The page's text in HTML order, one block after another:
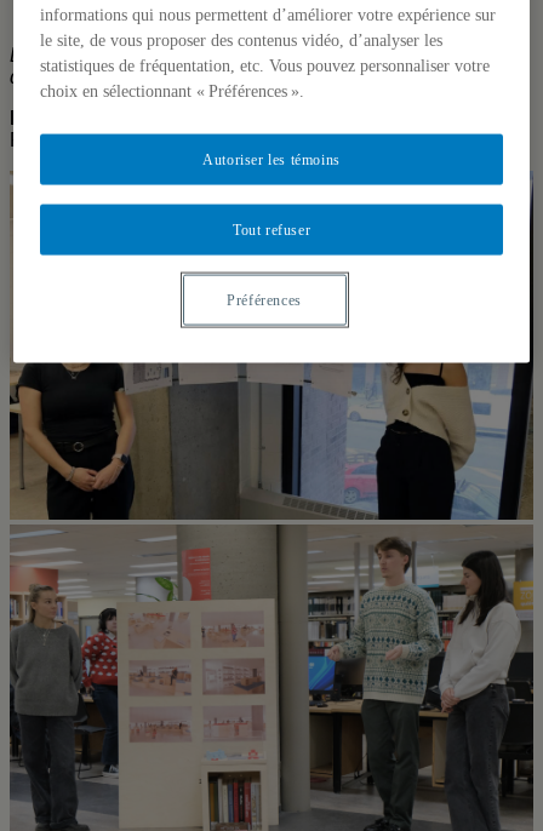
Deux cours en management et en design ont permis de
développer des idées pour les espaces de la bibliothèque.
Publié sur Actualités UQAM
informations qui nous permettent d’améliorer votre expérience sur
le site, de vous proposer des contenus vidéo, d’analyser les
statistiques de fréquentation, etc. Vous pouvez personnaliser votre
choix en sélectionnant « Préférences ».
Tout refuser
Autoriser les témoins
Préférences